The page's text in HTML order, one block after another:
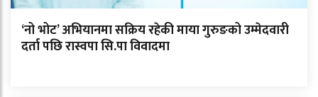
‘नो भोट’ अभियानमा सक्रिय रहेकी माया गुरुङको उम्मेदवारी
दर्ता पछि रास्वपा सि.पा विवादमा